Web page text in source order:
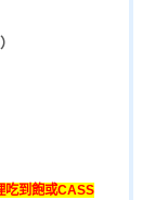
吃到飽或CASS